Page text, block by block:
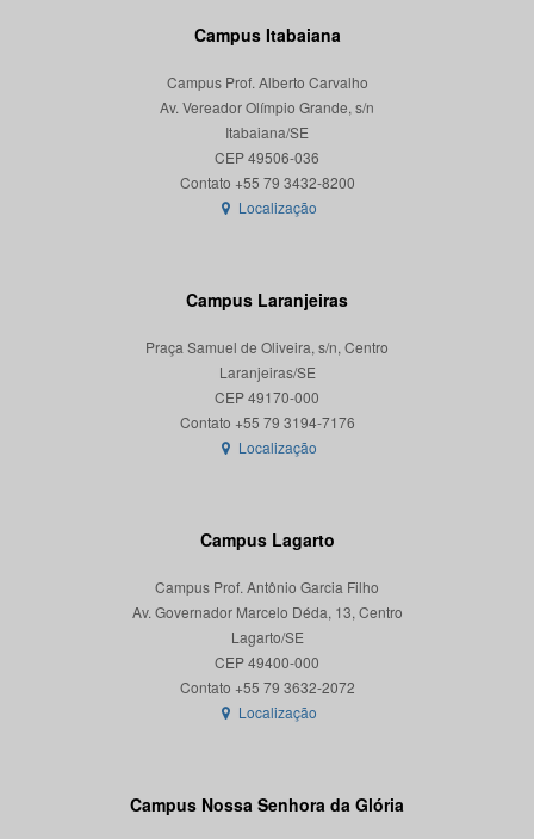
Campus Itabaiana
Campus Prof. Alberto Carvalho
Av. Vereador Olímpio Grande, s/n
Itabaiana/SE
CEP 49506-036
Localização
Campus Laranjeiras
Praça Samuel de Oliveira, s/n, Centro
Laranjeiras/SE
CEP 49170-000
Localização
Campus Lagarto
Campus Prof. Antônio Garcia Filho
Av. Governador Marcelo Déda, 13, Centro
Lagarto/SE
CEP 49400-000
Localização
Campus Nossa Senhora da Glória